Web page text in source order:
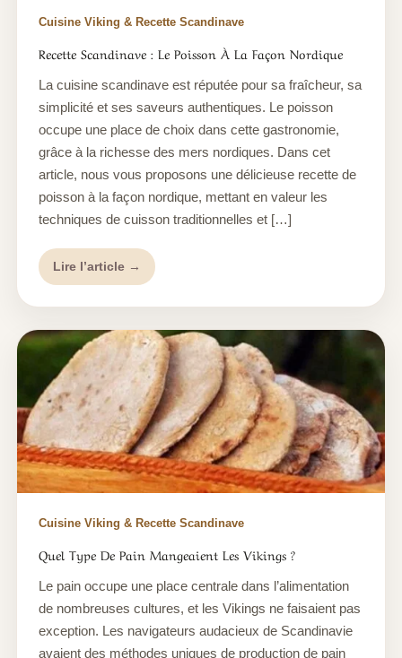
Cuisine Viking & Recette Scandinave
Recette Scandinave : Le Poisson À La Façon Nordique
La cuisine scandinave est réputée pour sa fraîcheur, sa
simplicité et ses saveurs authentiques. Le poisson
occupe une place de choix dans cette gastronomie,
grâce à la richesse des mers nordiques. Dans cet
article, nous vous proposons une délicieuse recette de
poisson à la façon nordique, mettant en valeur les
techniques de cuisson traditionnelles et […]
Lire l’article →
Cuisine Viking & Recette Scandinave
Quel Type De Pain Mangeaient Les Vikings ?
Le pain occupe une place centrale dans l’alimentation
de nombreuses cultures, et les Vikings ne faisaient pas
exception. Les navigateurs audacieux de Scandinavie
avaient des méthodes uniques de production de pain